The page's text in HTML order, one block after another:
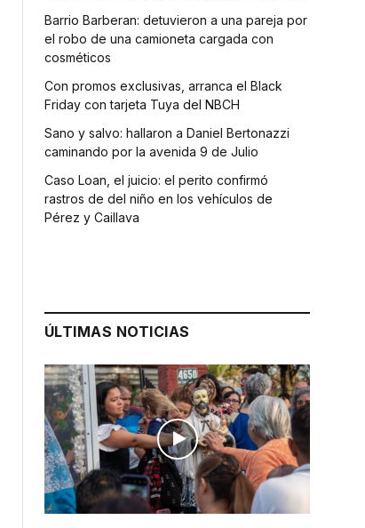
Barrio Barberan: detuvieron a una pareja por
el robo de una camioneta cargada con
cosméticos
Con promos exclusivas, arranca el Black
Friday con tarjeta Tuya del NBCH
Sano y salvo: hallaron a Daniel Bertonazzi
caminando por la avenida 9 de Julio
Caso Loan, el juicio: el perito confirmó
rastros de del niño en los vehículos de
Pérez y Caillava
ÚLTIMAS NOTICIAS